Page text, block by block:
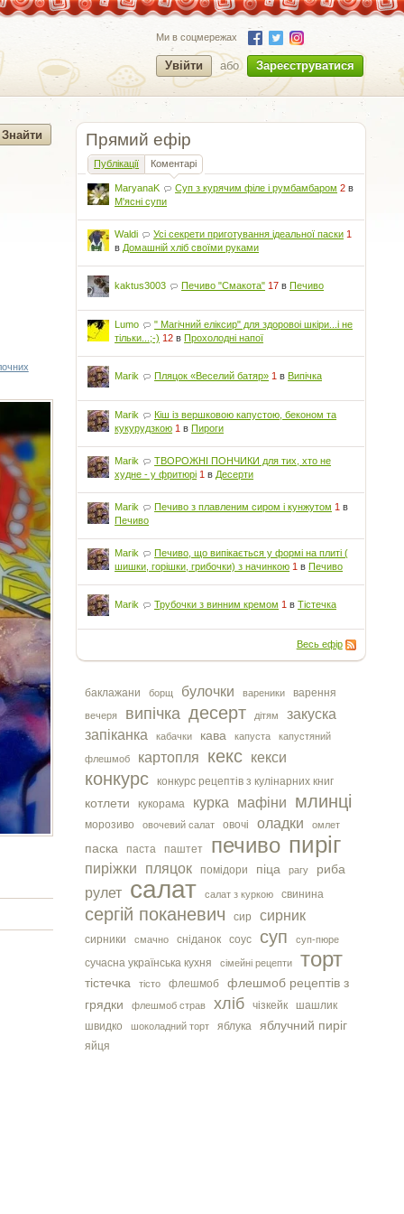
Ми в соцмережах
Увійти або Зареєструватися
Прямий ефір
Публікації Коментарі
MaryanaK Суп з курячим філе і румбамбаром 2 в
М'ясні супи
Waldi Усі секрети приготування ідеальної паски 1
в Домашній хліб своїми руками
kaktus3003 Печиво "Смакота" 17 вПечиво
Lumo
" Магічний еліксир" для здоровоі шкіри...і не
тільки...;-) 12 вПрохолодні напої
Marik Пляцок «Веселий батяр» 1 вВипічка
Marik
Кіш із вершковою капустою, беконом та
кукурудзкою 1 вПироги
Marik
ТВОРОЖНІ ПОНЧИКИ для тих, хто не
худне - у фритюрі 1 в Десерти
Marik Печиво з плавленим сиром і кунжутом 1 в
Печиво
Marik
Печиво, що випікається у формі на плиті (
шишки, горішки, грибочки) з начинкою 1 вПечиво
Marik Трубочки з винним кремом 1 вТістечка
Весь ефір
баклажани борщ булочки вареники варення
вечеря випічка десерт дітям
закуска
запіканка
кабачки кава капуста капустяний
флешмоб картопля кекс кекси
конкурс конкурс рецептів з кулінарних книг
котлети кукорама курка мафіни млинці
морозиво овочевий салат овочі оладки омлет
паска паста паштет печиво пиріг
пиріжки пляцок помідори піца рагу риба
рулет салат салат з куркою свинина
сергiй поканевич сир сирник
сирники смачно сніданок соус суп суп-пюре
сучасна українська кухня сімейні рецепти торт
тістечка тісто флешмоб
флешмоб рецептів з
грядки
флешмоб страв хліб чізкейк
шашлик
швидко
шоколадний торт яблука яблучний пиріг
яйця